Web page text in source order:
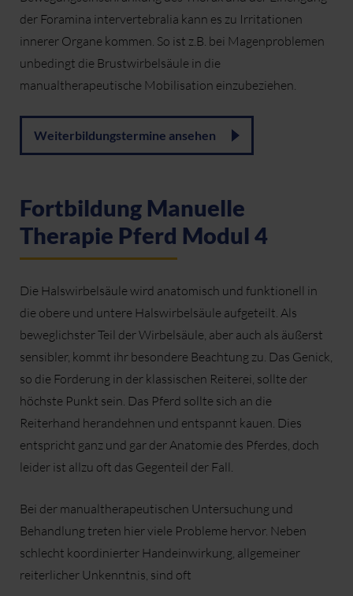
der Foramina intervertebralia kann es zu Irritationen
innerer Organe kommen. So ist z.B. bei Magenproblemen
unbedingt die Brustwirbelsäule in die
manualtherapeutische Mobilisation einzubeziehen.
Weiterbildungstermine ansehen
Fortbildung Manuelle
Therapie Pferd Modul 4
Die Halswirbelsäule wird anatomisch und funktionell in
die obere und untere Halswirbelsäule aufgeteilt. Als
beweglichster Teil der Wirbelsäule, aber auch als äußerst
sensibler, kommt ihr besondere Beachtung zu. Das Genick,
so die Forderung in der klassischen Reiterei, sollte der
höchste Punkt sein. Das Pferd sollte sich an die
Reiterhand herandehnen und entspannt kauen. Dies
entspricht ganz und gar der Anatomie des Pferdes, doch
leider ist allzu oft das Gegenteil der Fall.
Bei der manualtherapeutischen Untersuchung und
Behandlung treten hier viele Probleme hervor. Neben
schlecht koordinierter Handeinwirkung, allgemeiner
reiterlicher Unkenntnis, sind oft